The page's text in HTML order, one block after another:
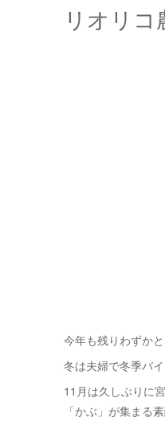
リオリ
今年も残りわずか
冬は夫婦で冬季バ
11月は久しぶりに
「かぶ」が集まる